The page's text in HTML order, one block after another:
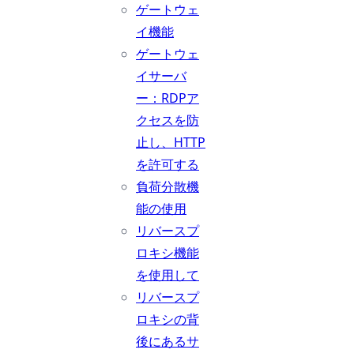
ゲートウェ
イ機能
ゲートウェ
イサーバ
ー：RDPア
クセスを防
止し、HTTP
を許可する
負荷分散機
能の使用
リバースプ
ロキシ機能
を使用して
リバースプ
ロキシの背
後にあるサ